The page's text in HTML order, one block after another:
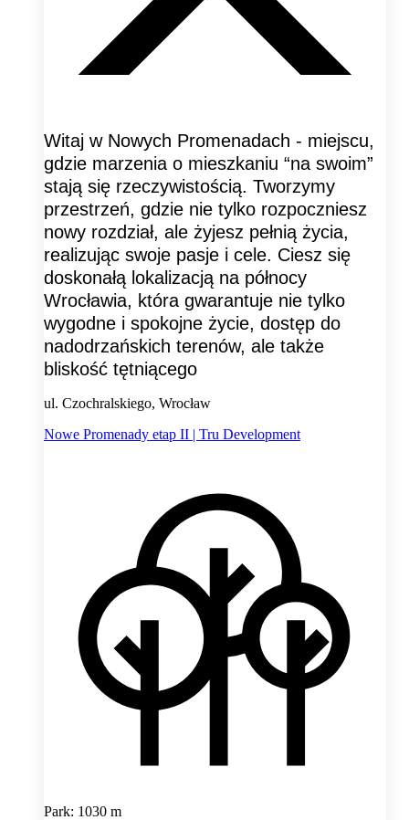
Witaj w Nowych Promenadach - miejscu,
gdzie marzenia o mieszkaniu “na swoim”
stają się rzeczywistością. Tworzymy
przestrzeń, gdzie nie tylko rozpoczniesz
nowy rozdział, ale żyjesz pełnią życia,
realizując swoje pasje i cele. Ciesz się
doskonałą lokalizacją na północy
Wrocławia, która gwarantuje nie tylko
wygodne i spokojne życie, dostęp do
nadodrzańskich terenów, ale także
bliskość tętniącego
ul. Czochralskiego, Wrocław
Nowe Promenady etap II | Tru Development
Park: 1030 m